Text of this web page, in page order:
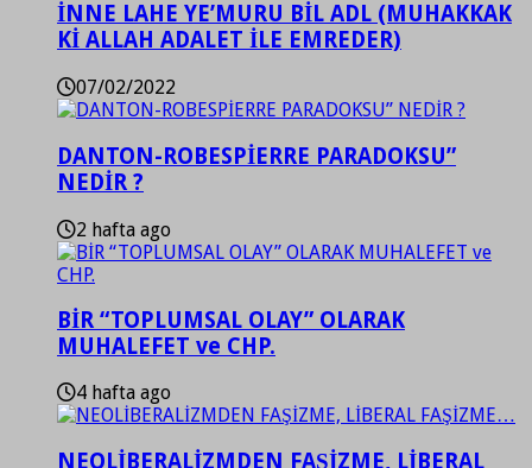
İNNE LAHE YE’MURU BİL ADL (MUHAKKAK
Kİ ALLAH ADALET İLE EMREDER)
07/02/2022
DANTON-ROBESPİERRE PARADOKSU”
NEDİR ?
2 hafta ago
BİR “TOPLUMSAL OLAY” OLARAK
MUHALEFET ve CHP.
4 hafta ago
NEOLİBERALİZMDEN FAŞİZME, LİBERAL